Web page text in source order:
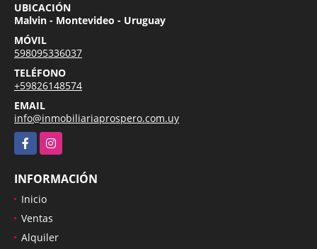
UBICACIÓN
Malvin - Montevideo - Uruguay
MÓVIL
598095336037
TELÉFONO
+59826148574
EMAIL
info@inmobiliariaprospero.com.uy
FacebookInstagram
INFORMACIÓN
Inicio
Ventas
Alquiler